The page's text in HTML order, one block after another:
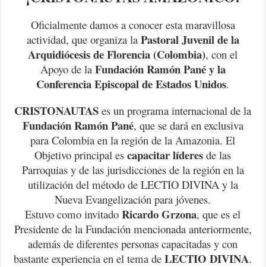
Oficialmente damos a conocer esta maravillosa
actividad, que organiza la Pastoral Juvenil de la
Arquidiócesis de Florencia (Colombia), con el
Apoyo de la Fundación Ramón Pané y la
Conferencia Episcopal de Estados Unidos.
CRISTONAUTAS es un programa internacional de la
Fundación Ramón Pané, que se dará en exclusiva
para Colombia en la región de la Amazonia. El
Objetivo principal es capacitar líderes de las
Parroquias y de las jurisdicciones de la región en la
utilización del método de LECTIO DIVINA y la
Nueva Evangelización para jóvenes.
Estuvo como invitadoRicardo Grzona, que es el
Presidente de la Fundación mencionada anteriormente,
además de diferentes personas capacitadas y con
bastante experiencia en el tema deLECTIO DIVINA.